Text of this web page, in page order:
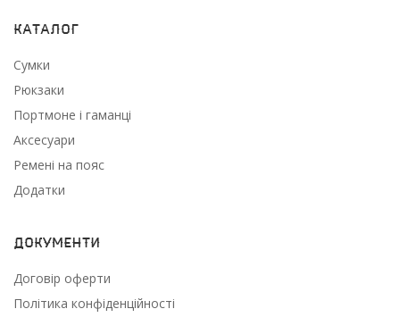
Каталог
Сумки
Рюкзаки
Портмоне і гаманці
Аксесуари
Ремені на пояс
Додатки
Документи
Договір оферти
Політика конфіденційності